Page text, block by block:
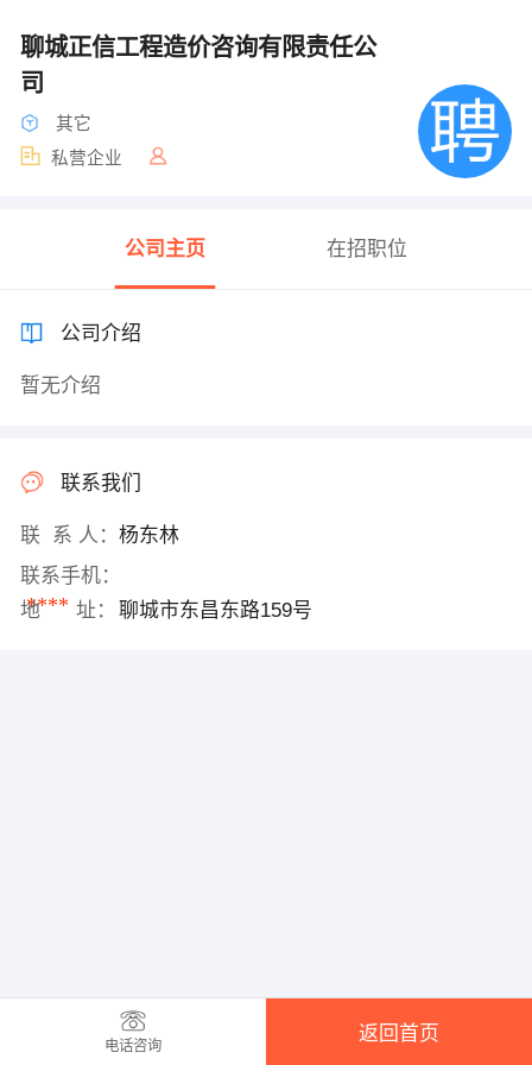
聊城正信工程造价咨询有限责任公
司
其它
私营企业
公司主页 在招职位
公司介绍
暂无介绍
联系我们
联 系 人： 杨东林
联系手机：
****
地 址： 聊城市东昌东路159号
电话咨询
返回首页